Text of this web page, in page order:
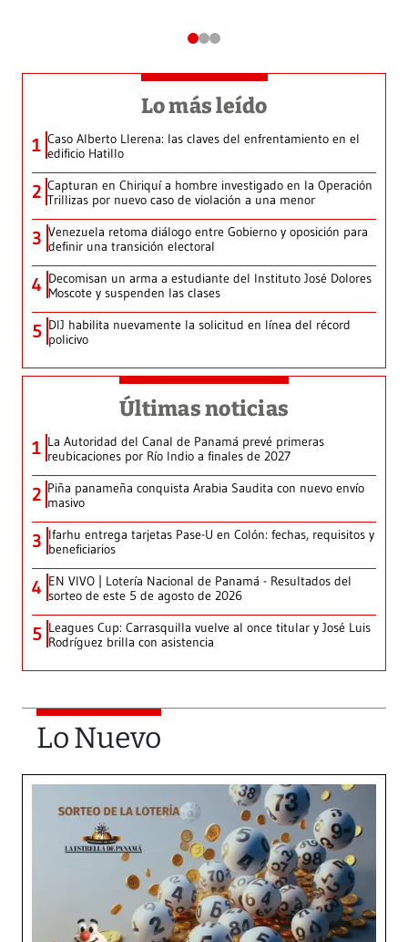
Lo más leído
1 Caso Alberto Llerena: las claves del enfrentamiento en el
edificio Hatillo
2 Capturan en Chiriquí a hombre investigado en la Operación
Trillizas por nuevo caso de violación a una menor
3 Venezuela retoma diálogo entre Gobierno y oposición para
definir una transición electoral
4 Decomisan un arma a estudiante del Instituto José Dolores
Moscote y suspenden las clases
5 DIJ habilita nuevamente la solicitud en línea del récord
policivo
Últimas noticias
1 La Autoridad del Canal de Panamá prevé primeras
reubicaciones por Río Indio a finales de 2027
2 Piña panameña conquista Arabia Saudita con nuevo envío
masivo
3 Ifarhu entrega tarjetas Pase-U en Colón: fechas, requisitos y
beneficiarios
4 EN VIVO | Lotería Nacional de Panamá - Resultados del
sorteo de este 5 de agosto de 2026
5 Leagues Cup: Carrasquilla vuelve al once titular y José Luis
Rodríguez brilla con asistencia
Lo Nuevo